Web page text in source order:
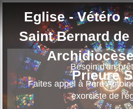
Eglise - Vétéro
Saint Bernard de
Prieuré
Besoin d'un
Faites appel à Père
exorciste de